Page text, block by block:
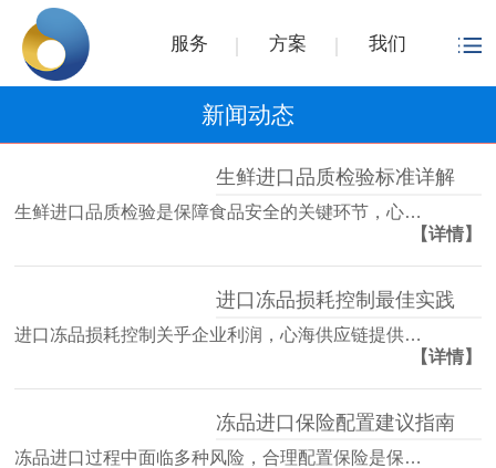
服务 方案 我们
新闻动态
生鲜进口品质检验标准详解
生鲜进口品质检验是保障食品安全的关键环节，心…
【详情】
进口冻品损耗控制最佳实践
进口冻品损耗控制关乎企业利润，心海供应链提供…
【详情】
冻品进口保险配置建议指南
冻品进口过程中面临多种风险，合理配置保险是保…